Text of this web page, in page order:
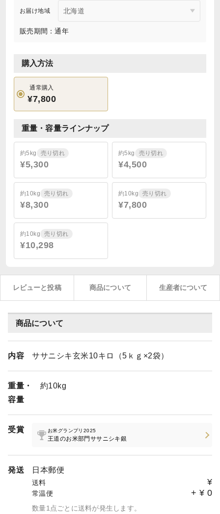
お届け地域
販売期間：通年
購入方法
通常購入
¥7,800
重量・容量ラインナップ
約5kg 売り切れ
¥5,300
約5kg 売り切れ
¥4,500
約10kg 売り切れ
¥8,300
約10kg 売り切れ
¥7,800
約10kg 売り切れ
¥10,298
レビューと投稿 商品について 生産者について
商品について
内容 ササニシキ玄米10キロ（5ｋｇ×2袋）
重量・
容量
約10kg
受賞 お米グランプリ2025
王道のお米部門ササニシキ銀
発送 日本郵便
送料 ¥
常温便 + ¥ 0
数量1点ごとに送料が発生します。